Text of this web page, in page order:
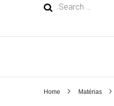
Search
Home Matérias